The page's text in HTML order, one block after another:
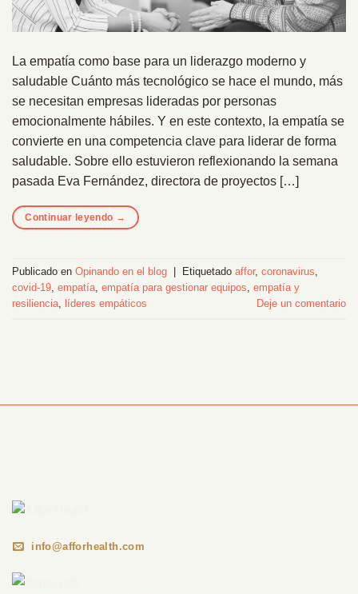
La empatía como base para un liderazgo moderno y
saludable Cuánto más tecnológico se hace el mundo, más
se necesitan empresas lideradas por personas
emocionalmente hábiles. Y en este contexto, la empatía se
convierte en una competencia clave para liderar de forma
saludable. Sobre ello estuvieron reflexionando la semana
pasada Eva Fernández, directora de proyectos […]
Continuar leyendo →
Publicado en Opinando en el blog Etiquetado affor, coronavirus,
covid-19, empatía, empatía para gestionar equipos, empatía y
resiliencia, líderes empáticos Deje un comentario
info@afforhealth.com